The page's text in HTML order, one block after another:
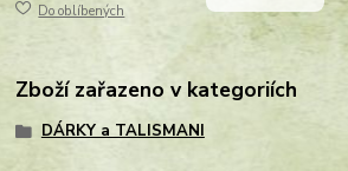
Do oblíbených
Zboží zařazeno v kategoriích
DÁRKY a TALISMANI